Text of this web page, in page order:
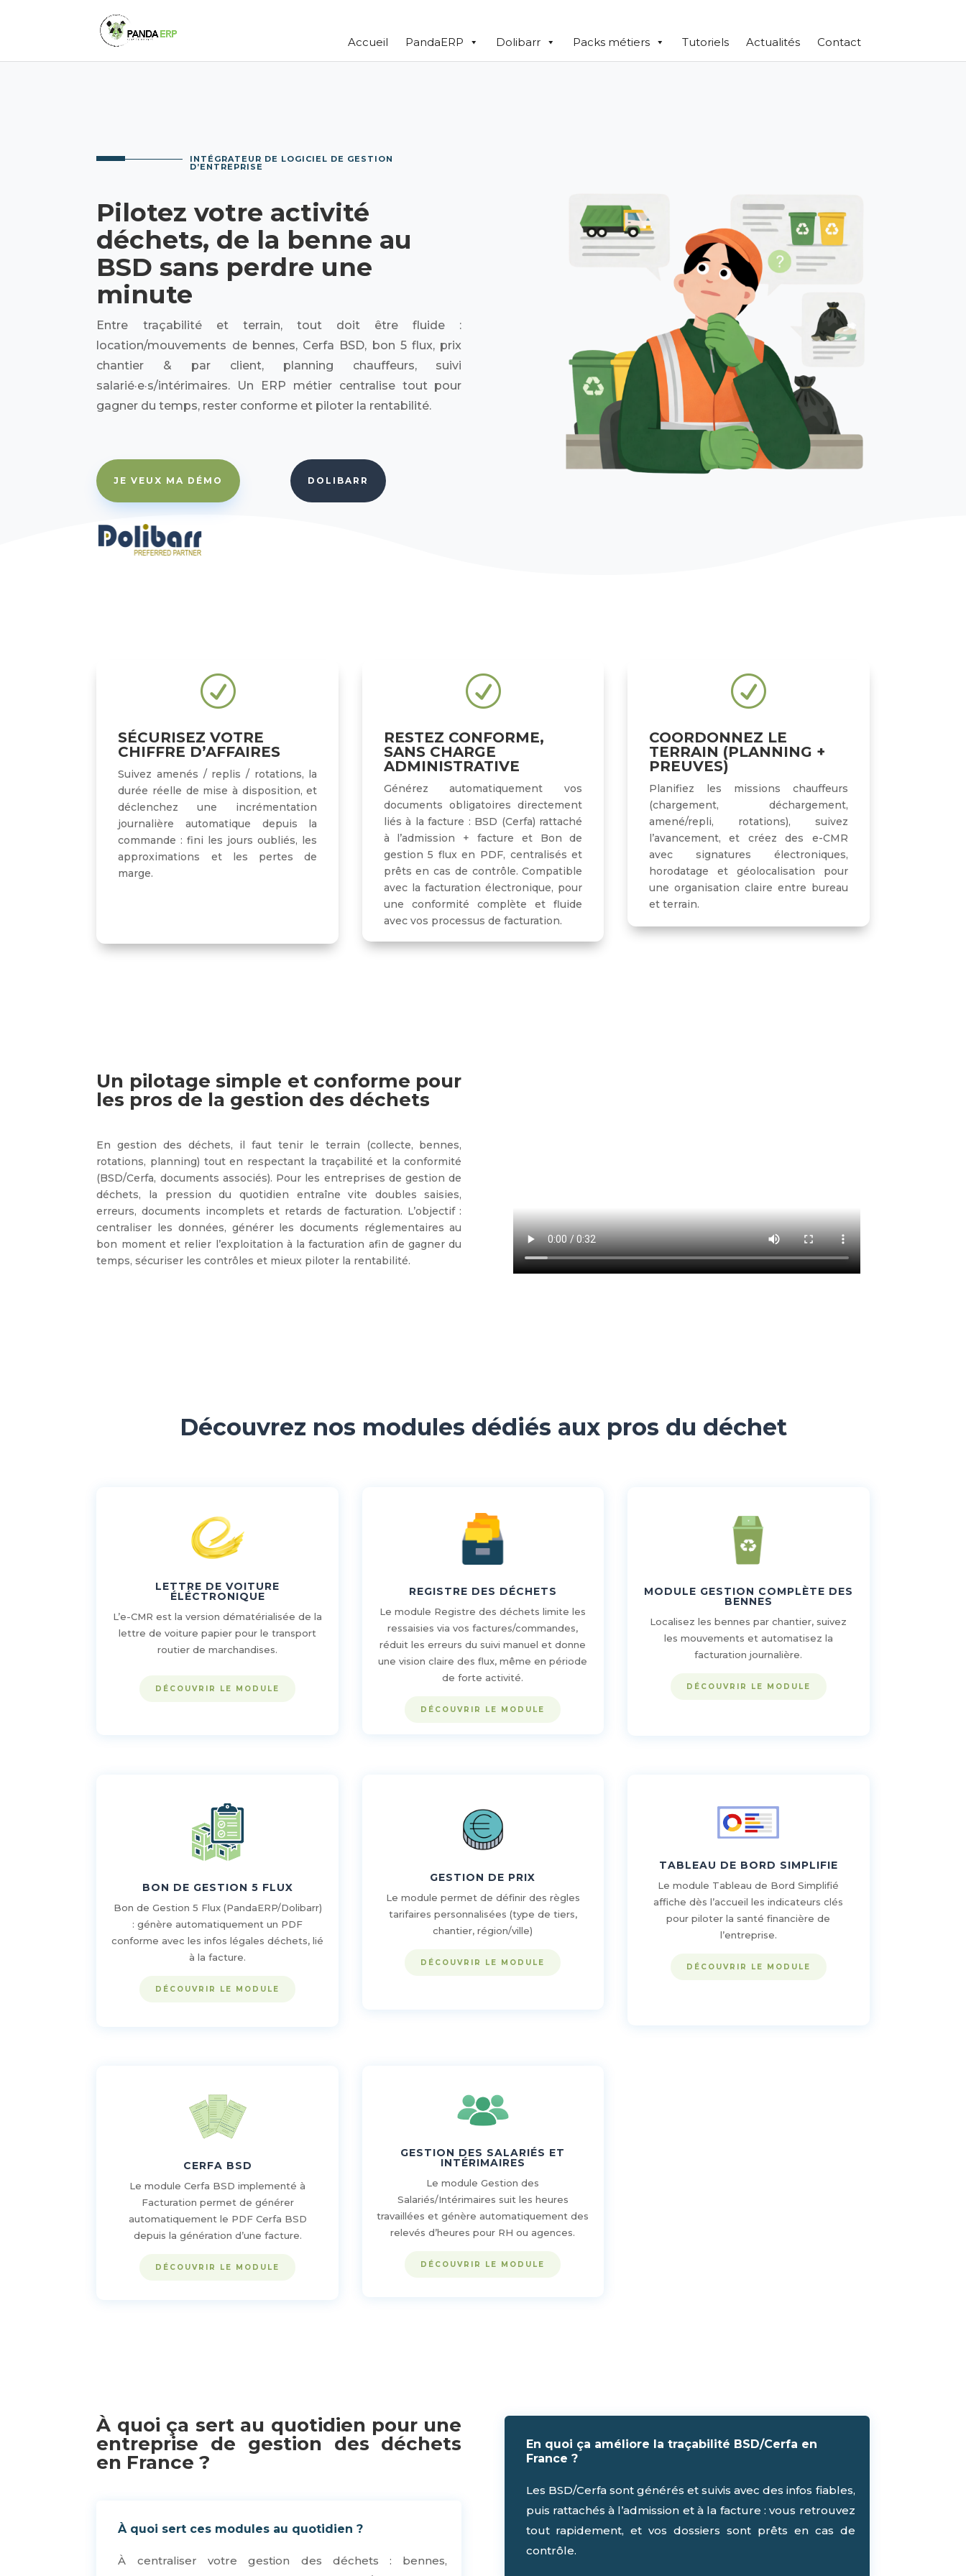
Accueil PandaERP Dolibarr Packs métiers Tutoriels Actualités Contact
INTÉGRATEUR DE LOGICIEL DE GESTION
D’ENTREPRISE
Pilotez votre activité
déchets, de la benne au
BSD sans perdre une
minute
Entre traçabilité et terrain, tout doit être fluide :
location/mouvements de bennes, Cerfa BSD, bon 5 flux, prix
chantier & par client, planning chauffeurs, suivi
salarié·e·s/intérimaires. Un ERP métier centralise tout pour
gagner du temps, rester conforme et piloter la rentabilité.
JE VEUX MA DÉMO DOLIBARR
R
SÉCURISEZ VOTRE
CHIFFRE D’AFFAIRES
Suivez amenés / replis / rotations, la
durée réelle de mise à disposition, et
déclenchez une incrémentation
journalière automatique depuis la
commande : fini les jours oubliés, les
approximations et les pertes de
marge.
R
RESTEZ CONFORME,
SANS CHARGE
ADMINISTRATIVE
Générez automatiquement vos
documents obligatoires directement
liés à la facture : BSD (Cerfa) rattaché
à l’admission + facture et Bon de
gestion 5 flux en PDF, centralisés et
prêts en cas de contrôle. Compatible
avec la facturation électronique, pour
une conformité complète et fluide
avec vos processus de facturation.
R
COORDONNEZ LE
TERRAIN (PLANNING +
PREUVES)
Planifiez les missions chauffeurs
(chargement, déchargement,
amené/repli, rotations), suivez
l’avancement, et créez des e-CMR
avec signatures électroniques,
horodatage et géolocalisation pour
une organisation claire entre bureau
et terrain.
Un pilotage simple et conforme pour
les pros de la gestion des déchets
En gestion des déchets, il faut tenir le terrain (collecte, bennes,
rotations, planning) tout en respectant la traçabilité et la conformité
(BSD/Cerfa, documents associés). Pour les entreprises de gestion de
déchets, la pression du quotidien entraîne vite doubles saisies,
erreurs, documents incomplets et retards de facturation. L’objectif :
centraliser les données, générer les documents réglementaires au
bon moment et relier l’exploitation à la facturation afin de gagner du
temps, sécuriser les contrôles et mieux piloter la rentabilité.
Découvrez nos modules dédiés aux pros du déchet
LETTRE DE VOITURE
ÉLÉCTRONIQUE
L’e-CMR est la version dématérialisée de la
lettre de voiture papier pour le transport
routier de marchandises.
DÉCOUVRIR LE MODULE
REGISTRE DES DÉCHETS
Le module Registre des déchets limite les
ressaisies via vos factures/commandes,
réduit les erreurs du suivi manuel et donne
une vision claire des flux, même en période
de forte activité.
DÉCOUVRIR LE MODULE
MODULE GESTION COMPLÈTE DES
BENNES
Localisez les bennes par chantier, suivez
les mouvements et automatisez la
facturation journalière.
DÉCOUVRIR LE MODULE
BON DE GESTION 5 FLUX
Bon de Gestion 5 Flux (PandaERP/Dolibarr)
: génère automatiquement un PDF
conforme avec les infos légales déchets, lié
à la facture.
DÉCOUVRIR LE MODULE
GESTION DE PRIX
Le module permet de définir des règles
tarifaires personnalisées (type de tiers,
chantier, région/ville)
DÉCOUVRIR LE MODULE
TABLEAU DE BORD SIMPLIFIE
Le module Tableau de Bord Simplifié
affiche dès l’accueil les indicateurs clés
pour piloter la santé financière de
l’entreprise.
DÉCOUVRIR LE MODULE
CERFA BSD
Le module Cerfa BSD implementé à
Facturation permet de générer
automatiquement le PDF Cerfa BSD
depuis la génération d’une facture.
DÉCOUVRIR LE MODULE
GESTION DES SALARIÉS ET
INTÉRIMAIRES
Le module Gestion des
Salariés/Intérimaires suit les heures
travaillées et génère automatiquement des
relevés d’heures pour RH ou agences.
DÉCOUVRIR LE MODULE
À quoi ça sert au quotidien pour une
entreprise de gestion des déchets
en France ?
À quoi sert ces modules au quotidien ?
À centraliser votre gestion des déchets : bennes,
En quoi ça améliore la traçabilité BSD/Cerfa en
France ?
Les BSD/Cerfa sont générés et suivis avec des infos fiables,
puis rattachés à l’admission et à la facture : vous retrouvez
tout rapidement, et vos dossiers sont prêts en cas de
contrôle.